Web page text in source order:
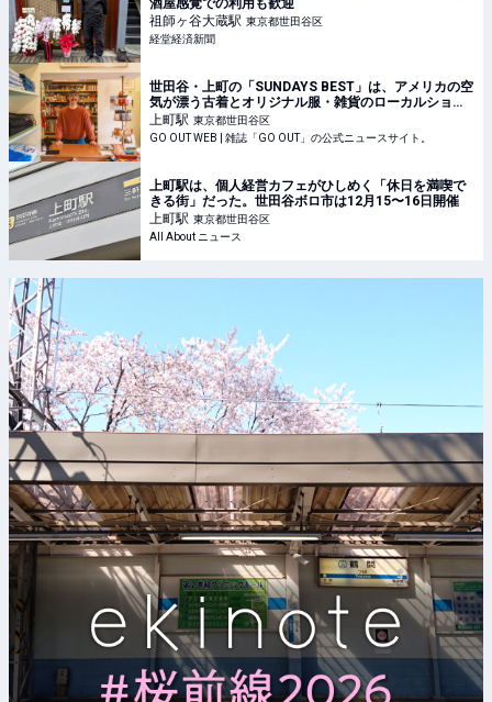
酒屋感覚での利用も歓迎
祖師ヶ谷大蔵駅 東京都世田谷区
経堂経済新聞
世田谷・上町の「SUNDAYS BEST」は、アメリカの空
気が漂う古着とオリジナル服・雑貨のローカルショッ
プ。 | GO OUT WEB
上町駅 東京都世田谷区
GO OUT WEB | 雑誌「GO OUT」の公式ニュースサイト。
上町駅は、個人経営カフェがひしめく「休日を満喫で
きる街」だった。世田谷ボロ市は12月15〜16日開催
上町駅 東京都世田谷区
All About ニュース